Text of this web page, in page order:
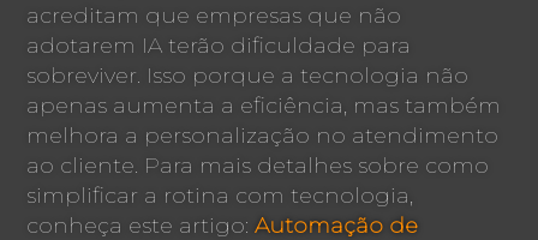
acreditam que empresas que não
adotarem IA terão dificuldade para
sobreviver. Isso porque a tecnologia não
apenas aumenta a eficiência, mas também
melhora a personalização no atendimento
ao cliente. Para mais detalhes sobre como
simplificar a rotina com tecnologia,
conheça este artigo:Automação de